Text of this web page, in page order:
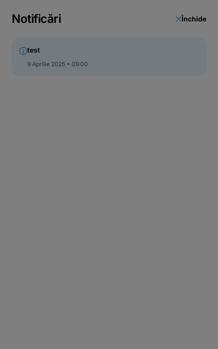
Notificări Închide
test
9 Aprilie 2025 09:00